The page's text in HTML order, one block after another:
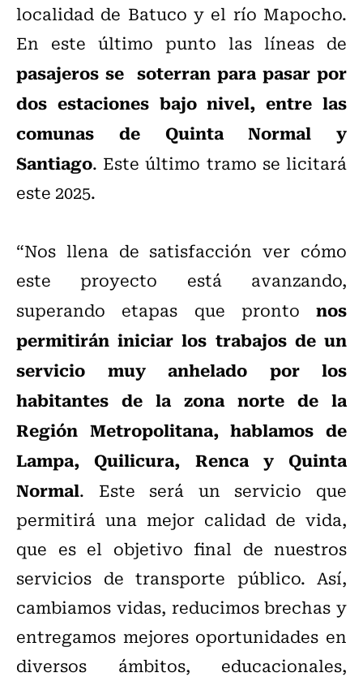
localidad de Batuco y el río Mapocho.
En este último punto las líneas de
pasajeros se soterran para pasar por
dos estaciones bajo nivel, entre las
comunas de Quinta Normal y
Santiago. Este último tramo se licitará
este 2025.
“Nos llena de satisfacción ver cómo
este proyecto está avanzando,
superando etapas que pronto nos
permitirán iniciar los trabajos de un
servicio muy anhelado por los
habitantes de la zona norte de la
Región Metropolitana, hablamos de
Lampa, Quilicura, Renca y Quinta
Normal. Este será un servicio que
permitirá una mejor calidad de vida,
que es el objetivo final de nuestros
servicios de transporte público. Así,
cambiamos vidas, reducimos brechas y
entregamos mejores oportunidades en
diversos ámbitos, educacionales,